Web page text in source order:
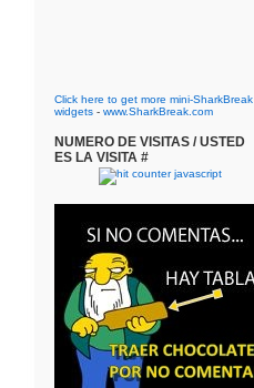
Click here to get more mini-SharkBreak
widgets - www.SharkBreak.com
NUMERO DE VISITAS / USTED
ES LA VISITA #